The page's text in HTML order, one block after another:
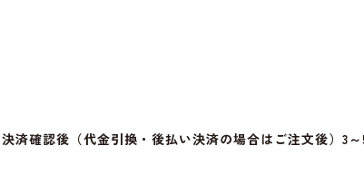
確認後（代金引換・後払い決済の場合はご注文後）3